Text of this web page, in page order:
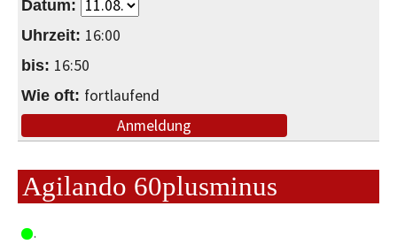
16:00
16:50
fortlaufend
Anmeldung
Agilando 60plusminus